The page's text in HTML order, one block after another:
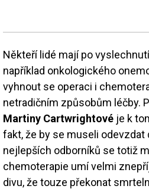
Někteří lidé mají po
například onkologického
vyhnout se operaci i
netradičním způsobům léčby.
Martiny Cartwrightové je k
fakt, že by se museli odevzdat
nejlepších odborníků se totiž
chemoterapie umí velmi
divu, že touze překonat